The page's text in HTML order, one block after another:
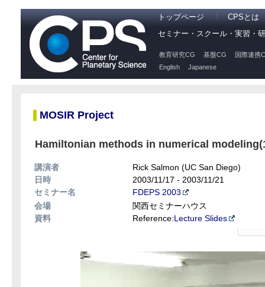
トップページ
CPSとは
セミナー・スクール・実習・
教育研究CG 基盤CG
国際連携
English
Japanese
MOSIR Project
Hamiltonian methods in numerical
講演者
Rick Salmon (UC San Diego)
日時
2003/11/17 - 2003/11/21
セミナー名
FDEPS 2003
会場
関西セミナーハウス
資料
Reference:Lecture Slides